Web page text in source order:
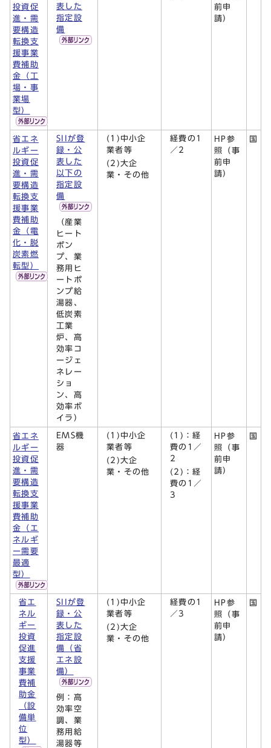
投資促
進・需
要構造
転換支
援事業
費補助
金（工
場・事
業場
型）
表した
指定設
備
前申
請）
省エネ
ルギー
投資促
進・需
要構造
転換支
援事業
費補助
金（電
化・脱
炭素燃
転型）
SIIが登
録・公
表した
以下の
指定設
備
（産業
ヒート
ポン
プ、業
務用ヒ
ートポ
ンプ給
湯器、
低炭素
工業
炉、高
効率コ
ージェ
ネレー
ショ
ン、高
効率ボ
イラ）
(1)中小企
業者等
(2)大企
業・その他
経費の1
／2
HP参
照（事
前申
請）
国
省エネ
ルギー
投資促
進・需
要構造
転換支
援事業
費補助
金（エ
ネルギ
ー需要
最適
型）
EMS機
器
(1)中小企
業者等
(2)大企
業・その他
(1)：経
費の1／
2
(2)：経
費の1／
3
HP参
照（事
前申
請）
国
省エ
ネル
ギー
投資
促進
支援
事業
費補
助金
（設
備単
位
型）
SIIが登
録・公
表した
指定設
備（省
エネ設
備）
例：高
効率空
調、業
務用給
湯器等
(1)中小企
業者等
(2)大企
業・その他
経費の1
／3
HP参
照（事
前申
請）
国